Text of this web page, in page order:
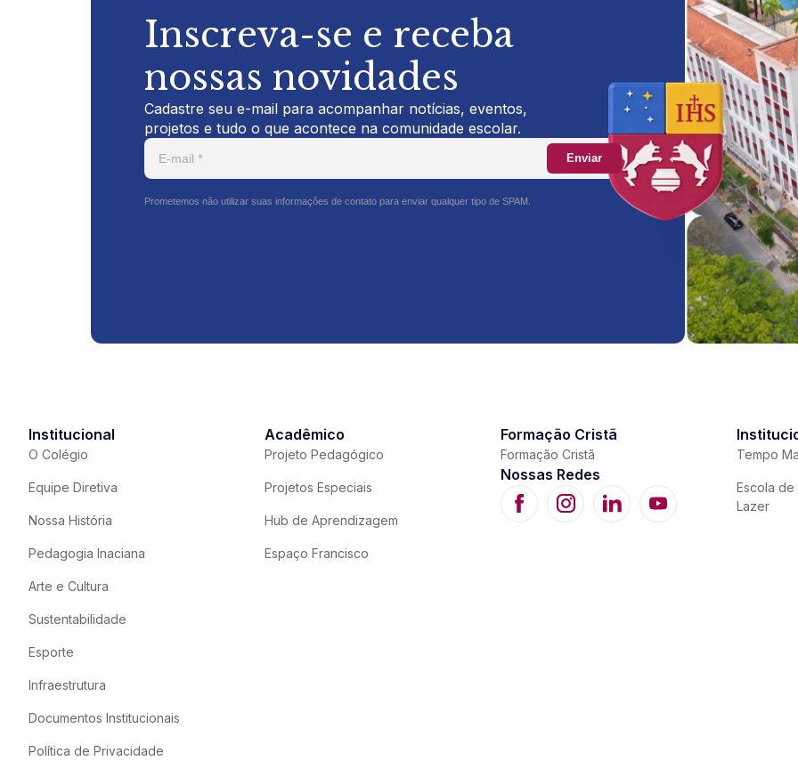
Inscreva-se e receba
nossas novidades
Cadastre seu e-mail para acompanhar notícias, eventos,
projetos e tudo o que acontece na comunidade escolar.
Enviar
Prometemos não utilizar suas informações de contato para enviar qualquer tipo de SPAM.
Institucional
O Colégio
Equipe Diretiva
Nossa História
Pedagogia Inaciana
Arte e Cultura
Sustentabilidade
Esporte
Infraestrutura
Documentos Institucionais
Política de Privacidade
Acadêmico
Projeto Pedagógico
Projetos Especiais
Hub de Aprendizagem
Espaço Francisco
Formação Cristã
Formação Cristã
Nossas Redes
Tempo
Escola de
Lazer